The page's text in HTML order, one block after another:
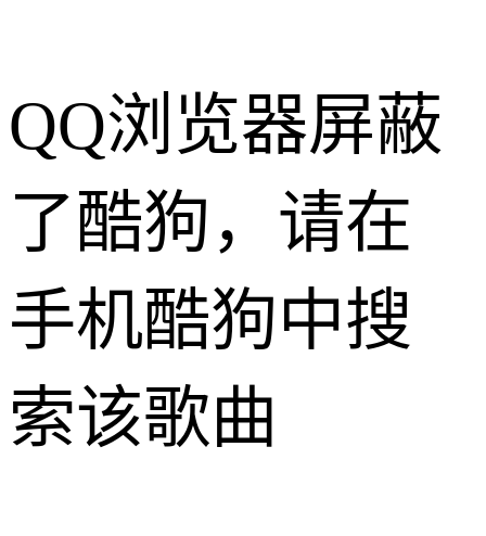
QQ浏览器屏蔽
了酷狗，请在
手机酷狗中搜
索该歌曲